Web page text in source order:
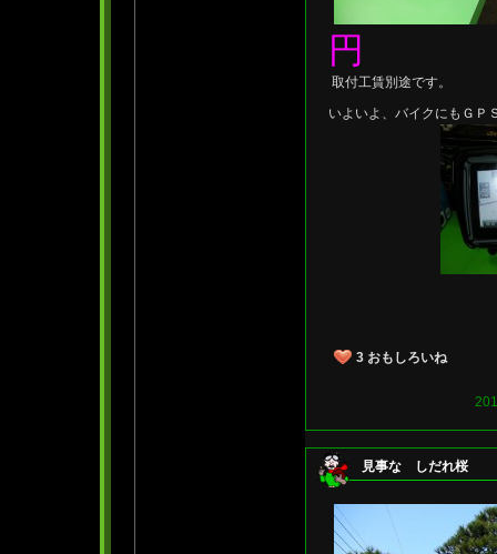
円
取付工賃別途です。
いよいよ、バイクにもＧＰ
3 おもしろいね
見事な しだれ桜